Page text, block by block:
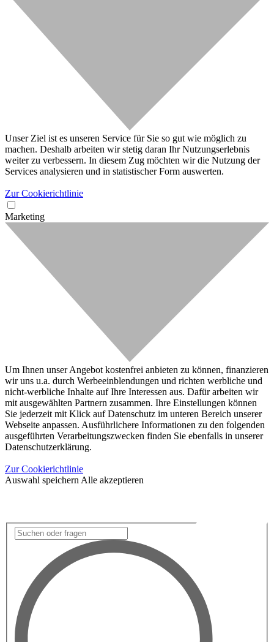
Unser Ziel ist es unseren Service für Sie so gut wie möglich zu
machen. Deshalb arbeiten wir stetig daran Ihr Nutzungserlebnis
weiter zu verbessern. In diesem Zug möchten wir die Nutzung der
Services analysieren und in statistischer Form auswerten.
Zur Cookierichtlinie
Marketing
Um Ihnen unser Angebot kostenfrei anbieten zu können, finanzieren
wir uns u.a. durch Werbeeinblendungen und richten werbliche und
nicht-werbliche Inhalte auf Ihre Interessen aus. Dafür arbeiten wir
mit ausgewählten Partnern zusammen. Ihre Einstellungen können
Sie jederzeit mit Klick auf Datenschutz im unteren Bereich unserer
Webseite anpassen. Ausführlichere Informationen zu den folgenden
ausgeführten Verarbeitungszwecken finden Sie ebenfalls in unserer
Datenschutzerklärung.
Zur Cookierichtlinie
Auswahl speichern Alle akzeptieren